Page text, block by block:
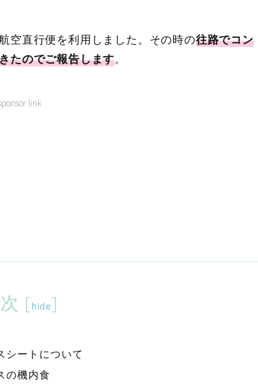
空直行便を利用しました。その時の往路でコン
たのでご報告します。
link
[hide]
シートについて
の機内食